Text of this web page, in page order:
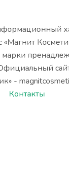
«Магнит
марки
-
Контакты